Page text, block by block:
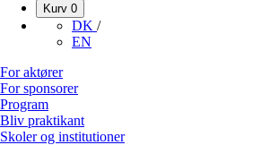
Kurv 0
DK /
EN
For aktører
For sponsorer
Program
Bliv praktikant
Skoler og institutioner